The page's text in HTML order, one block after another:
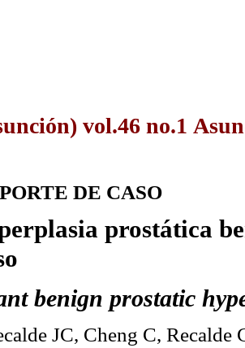
vol.46 no.1
DE CASO
prostática
benign prostatic
JC, Cheng C, Recalde